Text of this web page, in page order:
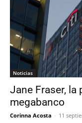
Noticias
Jane Fraser, la
megabanco
Corinna Acosta - 11